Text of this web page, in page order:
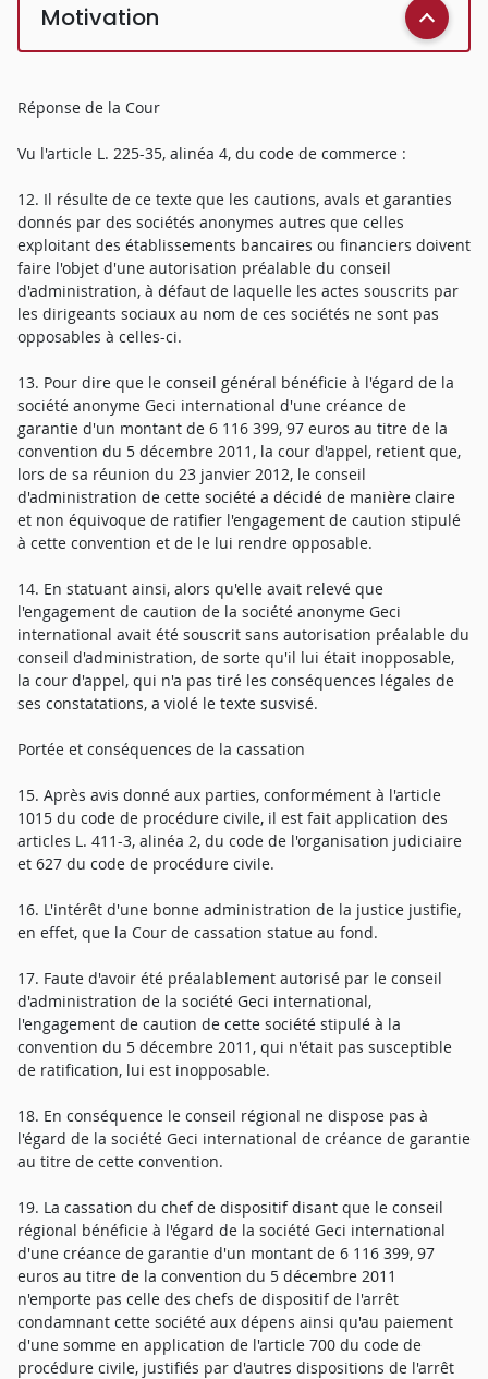
Motivation
Réponse de la Cour
Vu l'article L. 225-35, alinéa 4, du code de commerce :
12. Il résulte de ce texte que les cautions, avals et garanties
donnés par des sociétés anonymes autres que celles
exploitant des établissements bancaires ou financiers doivent
faire l'objet d'une autorisation préalable du conseil
d'administration, à défaut de laquelle les actes souscrits par
les dirigeants sociaux au nom de ces sociétés ne sont pas
opposables à celles-ci.
13. Pour dire que le conseil général bénéficie à l'égard de la
société anonyme Geci international d'une créance de
garantie d'un montant de 6 116 399, 97 euros au titre de la
convention du 5 décembre 2011, la cour d'appel, retient que,
lors de sa réunion du 23 janvier 2012, le conseil
d'administration de cette société a décidé de manière claire
et non équivoque de ratifier l'engagement de caution stipulé
à cette convention et de le lui rendre opposable.
14. En statuant ainsi, alors qu'elle avait relevé que
l'engagement de caution de la société anonyme Geci
international avait été souscrit sans autorisation préalable du
conseil d'administration, de sorte qu'il lui était inopposable,
la cour d'appel, qui n'a pas tiré les conséquences légales de
ses constatations, a violé le texte susvisé.
Portée et conséquences de la cassation
15. Après avis donné aux parties, conformément à l'article
1015 du code de procédure civile, il est fait application des
articles L. 411-3, alinéa 2, du code de l'organisation judiciaire
et 627 du code de procédure civile.
16. L'intérêt d'une bonne administration de la justice justifie,
en effet, que la Cour de cassation statue au fond.
17. Faute d'avoir été préalablement autorisé par le conseil
d'administration de la société Geci international,
l'engagement de caution de cette société stipulé à la
convention du 5 décembre 2011, qui n'était pas susceptible
de ratification, lui est inopposable.
18. En conséquence le conseil régional ne dispose pas à
l'égard de la société Geci international de créance de garantie
au titre de cette convention.
19. La cassation du chef de dispositif disant que le conseil
régional bénéficie à l'égard de la société Geci international
d'une créance de garantie d'un montant de 6 116 399, 97
euros au titre de la convention du 5 décembre 2011
n'emporte pas celle des chefs de dispositif de l'arrêt
condamnant cette société aux dépens ainsi qu'au paiement
d'une somme en application de l'article 700 du code de
procédure civile, justifiés par d'autres dispositions de l'arrêt